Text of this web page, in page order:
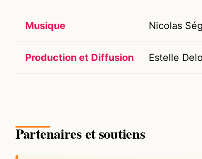
Musique Nicolas
Production et Diffusion Estelle
Partenaires et soutiens